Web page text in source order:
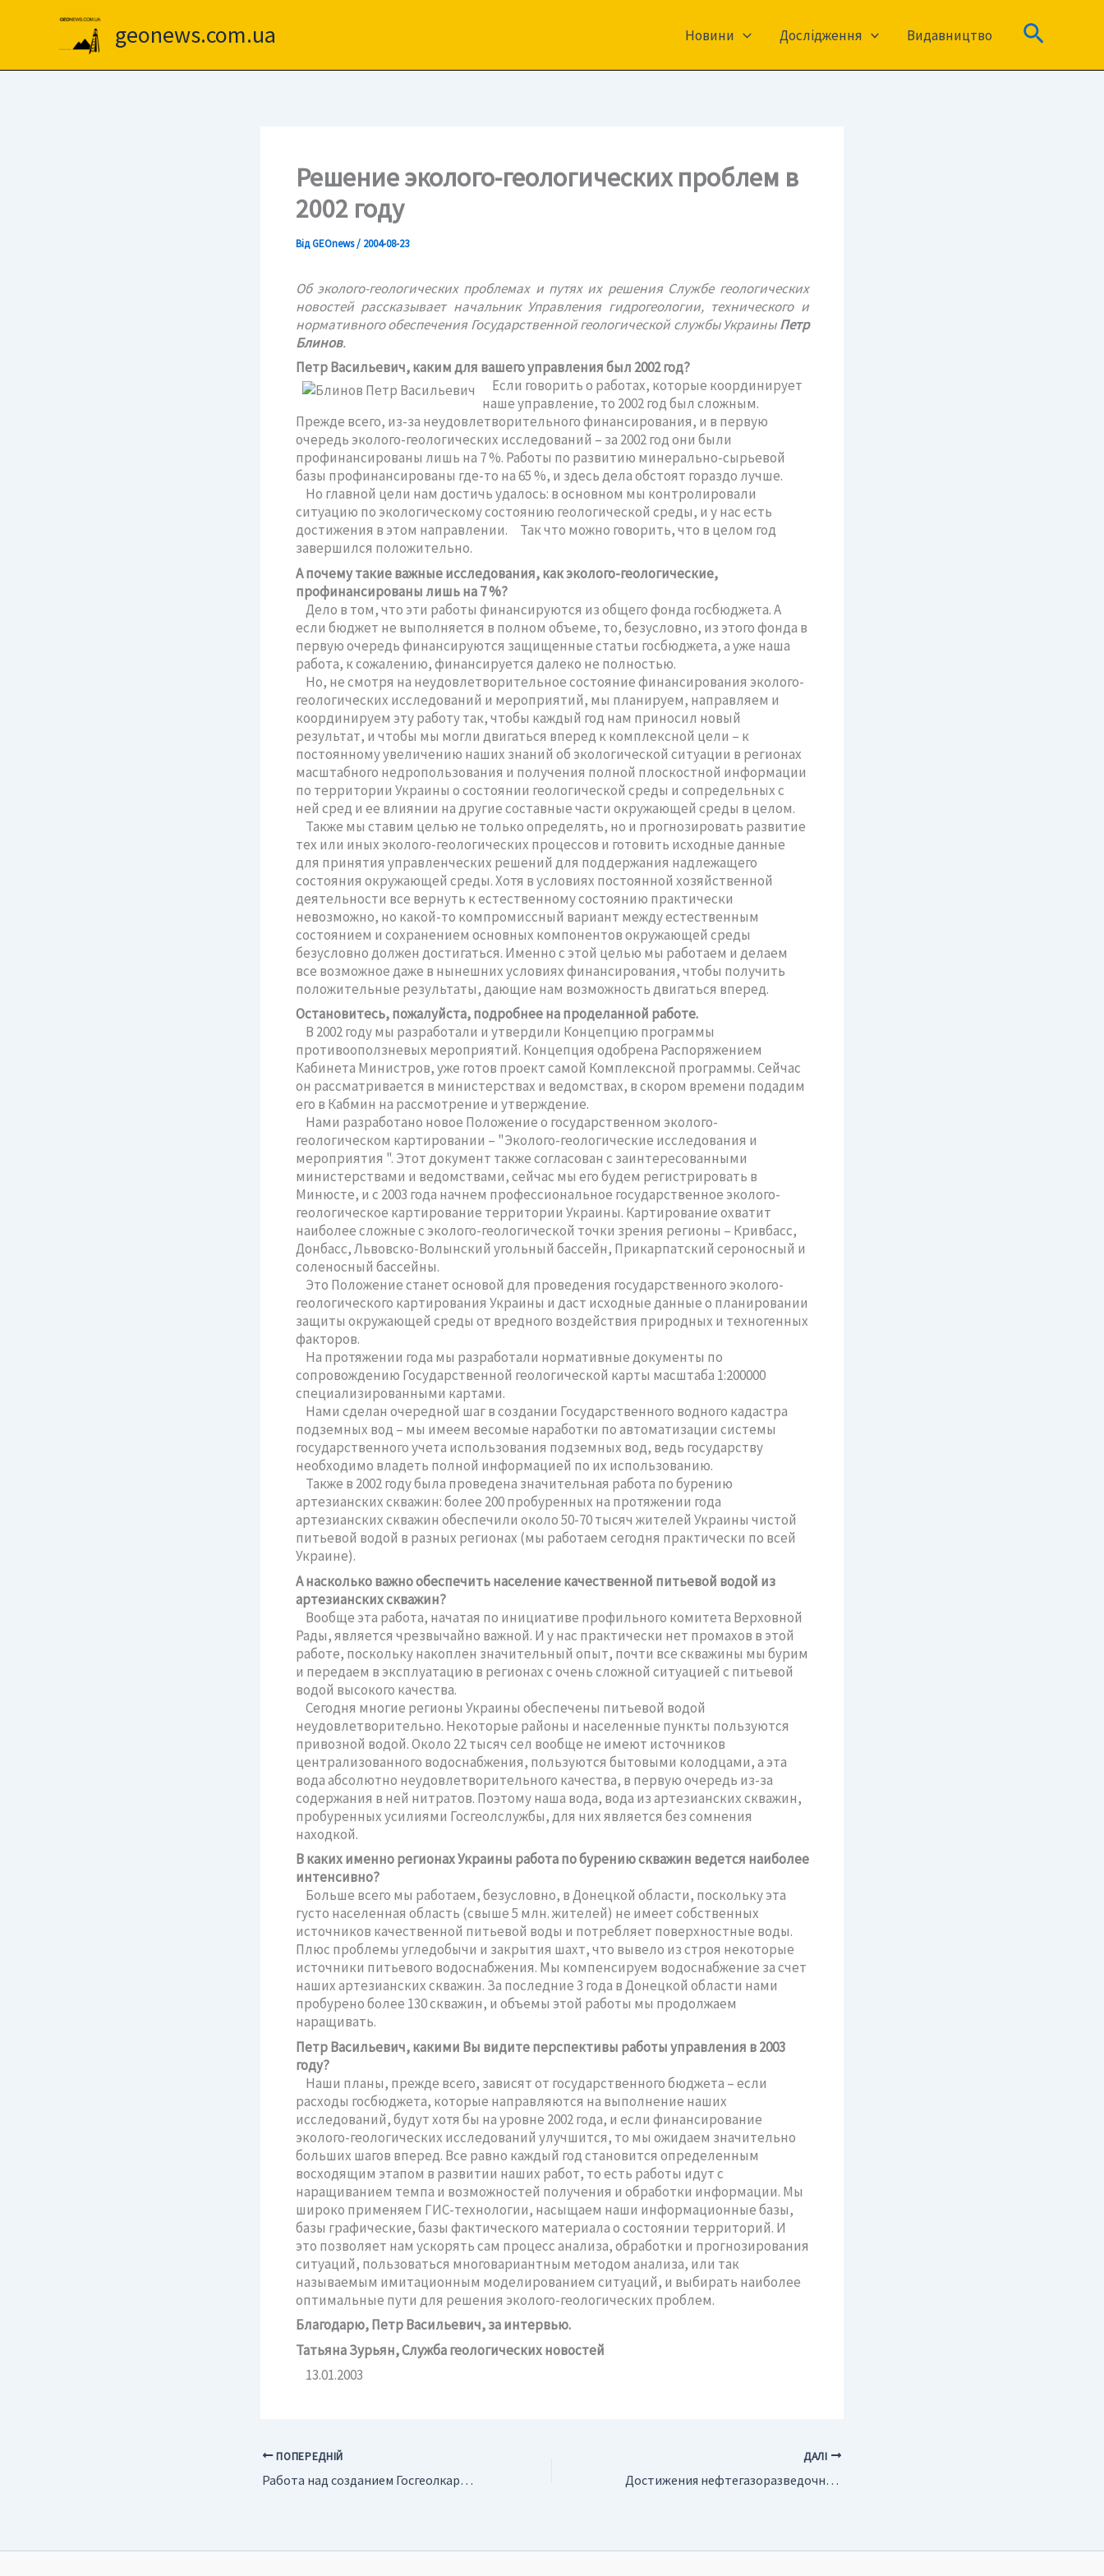
geonews.com.ua Новини Дослідження Видавництво Пошук
Решение эколого-геологических проблем в
2002 году
ВідGEOnews/ 2004-08-23
Об эколого-геологических проблемах и путях их решения Службе геологических
новостей рассказывает начальник Управления гидрогеологии, технического и
нормативного обеспечения Государственной геологической службы УкраиныПетр
Блинов.
Петр Васильевич, каким для вашего управления был 2002 год?
Если говорить о работах, которые координирует
наше управление, то 2002 год был сложным.
Прежде всего, из-за неудовлетворительного финансирования, и в первую
очередь эколого-геологических исследований – за 2002 год они были
профинансированы лишь на 7 %. Работы по развитию минерально-сырьевой
базы профинансированы где-то на 65 %, и здесь дела обстоят гораздо лучше.
Но главной цели нам достичь удалось: в основном мы контролировали
ситуацию по экологическому состоянию геологической среды, и у нас есть
достижения в этом направлении. Так что можно говорить, что в целом год
завершился положительно.
А почему такие важные исследования, как эколого-геологические,
профинансированы лишь на 7 %?
Дело в том, что эти работы финансируются из общего фонда госбюджета. А
если бюджет не выполняется в полном объеме, то, безусловно, из этого фонда в
первую очередь финансируются защищенные статьи госбюджета, а уже наша
работа, к сожалению, финансируется далеко не полностью.
Но, не смотря на неудовлетворительное состояние финансирования эколого-
геологических исследований и мероприятий, мы планируем, направляем и
координируем эту работу так, чтобы каждый год нам приносил новый
результат, и чтобы мы могли двигаться вперед к комплексной цели – к
постоянному увеличению наших знаний об экологической ситуации в регионах
масштабного недропользования и получения полной плоскостной информации
по территории Украины о состоянии геологической среды и сопредельных с
ней сред и ее влиянии на другие составные части окружающей среды в целом.
Также мы ставим целью не только определять, но и прогнозировать развитие
тех или иных эколого-геологических процессов и готовить исходные данные
для принятия управленческих решений для поддержания надлежащего
состояния окружающей среды. Хотя в условиях постоянной хозяйственной
деятельности все вернуть к естественному состоянию практически
невозможно, но какой-то компромиссный вариант между естественным
состоянием и сохранением основных компонентов окружающей среды
безусловно должен достигаться. Именно с этой целью мы работаем и делаем
все возможное даже в нынешних условиях финансирования, чтобы получить
положительные результаты, дающие нам возможность двигаться вперед.
Остановитесь, пожалуйста, подробнее на проделанной работе.
В 2002 году мы разработали и утвердили Концепцию программы
противооползневых мероприятий. Концепция одобрена Распоряжением
Кабинета Министров, уже готов проект самой Комплексной программы. Сейчас
он рассматривается в министерствах и ведомствах, в скором времени подадим
его в Кабмин на рассмотрение и утверждение.
Нами разработано новое Положение о государственном эколого-
геологическом картировании – "Эколого-геологические исследования и
мероприятия ". Этот документ также согласован с заинтересованными
министерствами и ведомствами, сейчас мы его будем регистрировать в
Минюсте, и с 2003 года начнем профессиональное государственное эколого-
геологическое картирование территории Украины. Картирование охватит
наиболее сложные с эколого-геологической точки зрения регионы – Кривбасс,
Донбасс, Львовско-Волынский угольный бассейн, Прикарпатский сероносный и
соленосный бассейны.
Это Положение станет основой для проведения государственного эколого-
геологического картирования Украины и даст исходные данные о планировании
защиты окружающей среды от вредного воздействия природных и техногенных
факторов.
На протяжении года мы разработали нормативные документы по
сопровождению Государственной геологической карты масштаба 1:200000
специализированными картами.
Нами сделан очередной шаг в создании Государственного водного кадастра
подземных вод – мы имеем весомые наработки по автоматизации системы
государственного учета использования подземных вод, ведь государству
необходимо владеть полной информацией по их использованию.
Также в 2002 году была проведена значительная работа по бурению
артезианских скважин: более 200 пробуренных на протяжении года
артезианских скважин обеспечили около 50-70 тысяч жителей Украины чистой
питьевой водой в разных регионах (мы работаем сегодня практически по всей
Украине).
А насколько важно обеспечить население качественной питьевой водой из
артезианских скважин?
Вообще эта работа, начатая по инициативе профильного комитета Верховной
Рады, является чрезвычайно важной. И у нас практически нет промахов в этой
работе, поскольку накоплен значительный опыт, почти все скважины мы бурим
и передаем в эксплуатацию в регионах с очень сложной ситуацией с питьевой
водой высокого качества.
Сегодня многие регионы Украины обеспечены питьевой водой
неудовлетворительно. Некоторые районы и населенные пункты пользуются
привозной водой. Около 22 тысяч сел вообще не имеют источников
централизованного водоснабжения, пользуются бытовыми колодцами, а эта
вода абсолютно неудовлетворительного качества, в первую очередь из-за
содержания в ней нитратов. Поэтому наша вода, вода из артезианских скважин,
пробуренных усилиями Госгеолслужбы, для них является без сомнения
находкой.
В каких именно регионах Украины работа по бурению скважин ведется наиболее
интенсивно?
Больше всего мы работаем, безусловно, в Донецкой области, поскольку эта
густо населенная область (свыше 5 млн. жителей) не имеет собственных
источников качественной питьевой воды и потребляет поверхностные воды.
Плюс проблемы угледобычи и закрытия шахт, что вывело из строя некоторые
источники питьевого водоснабжения. Мы компенсируем водоснабжение за счет
наших артезианских скважин. За последние 3 года в Донецкой области нами
пробурено более 130 скважин, и объемы этой работы мы продолжаем
наращивать.
Петр Васильевич, какими Вы видите перспективы работы управления в 2003
году?
Наши планы, прежде всего, зависят от государственного бюджета – если
расходы госбюджета, которые направляются на выполнение наших
исследований, будут хотя бы на уровне 2002 года, и если финансирование
эколого-геологических исследований улучшится, то мы ожидаем значительно
больших шагов вперед. Все равно каждый год становится определенным
восходящим этапом в развитии наших работ, то есть работы идут с
наращиванием темпа и возможностей получения и обработки информации. Мы
широко применяем ГИС-технологии, насыщаем наши информационные базы,
базы графические, базы фактического материала о состоянии территорий. И
это позволяет нам ускорять сам процесс анализа, обработки и прогнозирования
ситуаций, пользоваться многовариантным методом анализа, или так
называемым имитационным моделированием ситуаций, и выбирать наиболее
оптимальные пути для решения эколого-геологических проблем.
Благодарю, Петр Васильевич, за интервью.
Татьяна Зурьян, Служба геологических новостей
13.01.2003
ПОПЕРЕДНІЙ
Работа над созданием Госгеолкарты-200 продолжается
ДАЛІ
Достижения нефтегазоразведочной отрасли в 2002 году